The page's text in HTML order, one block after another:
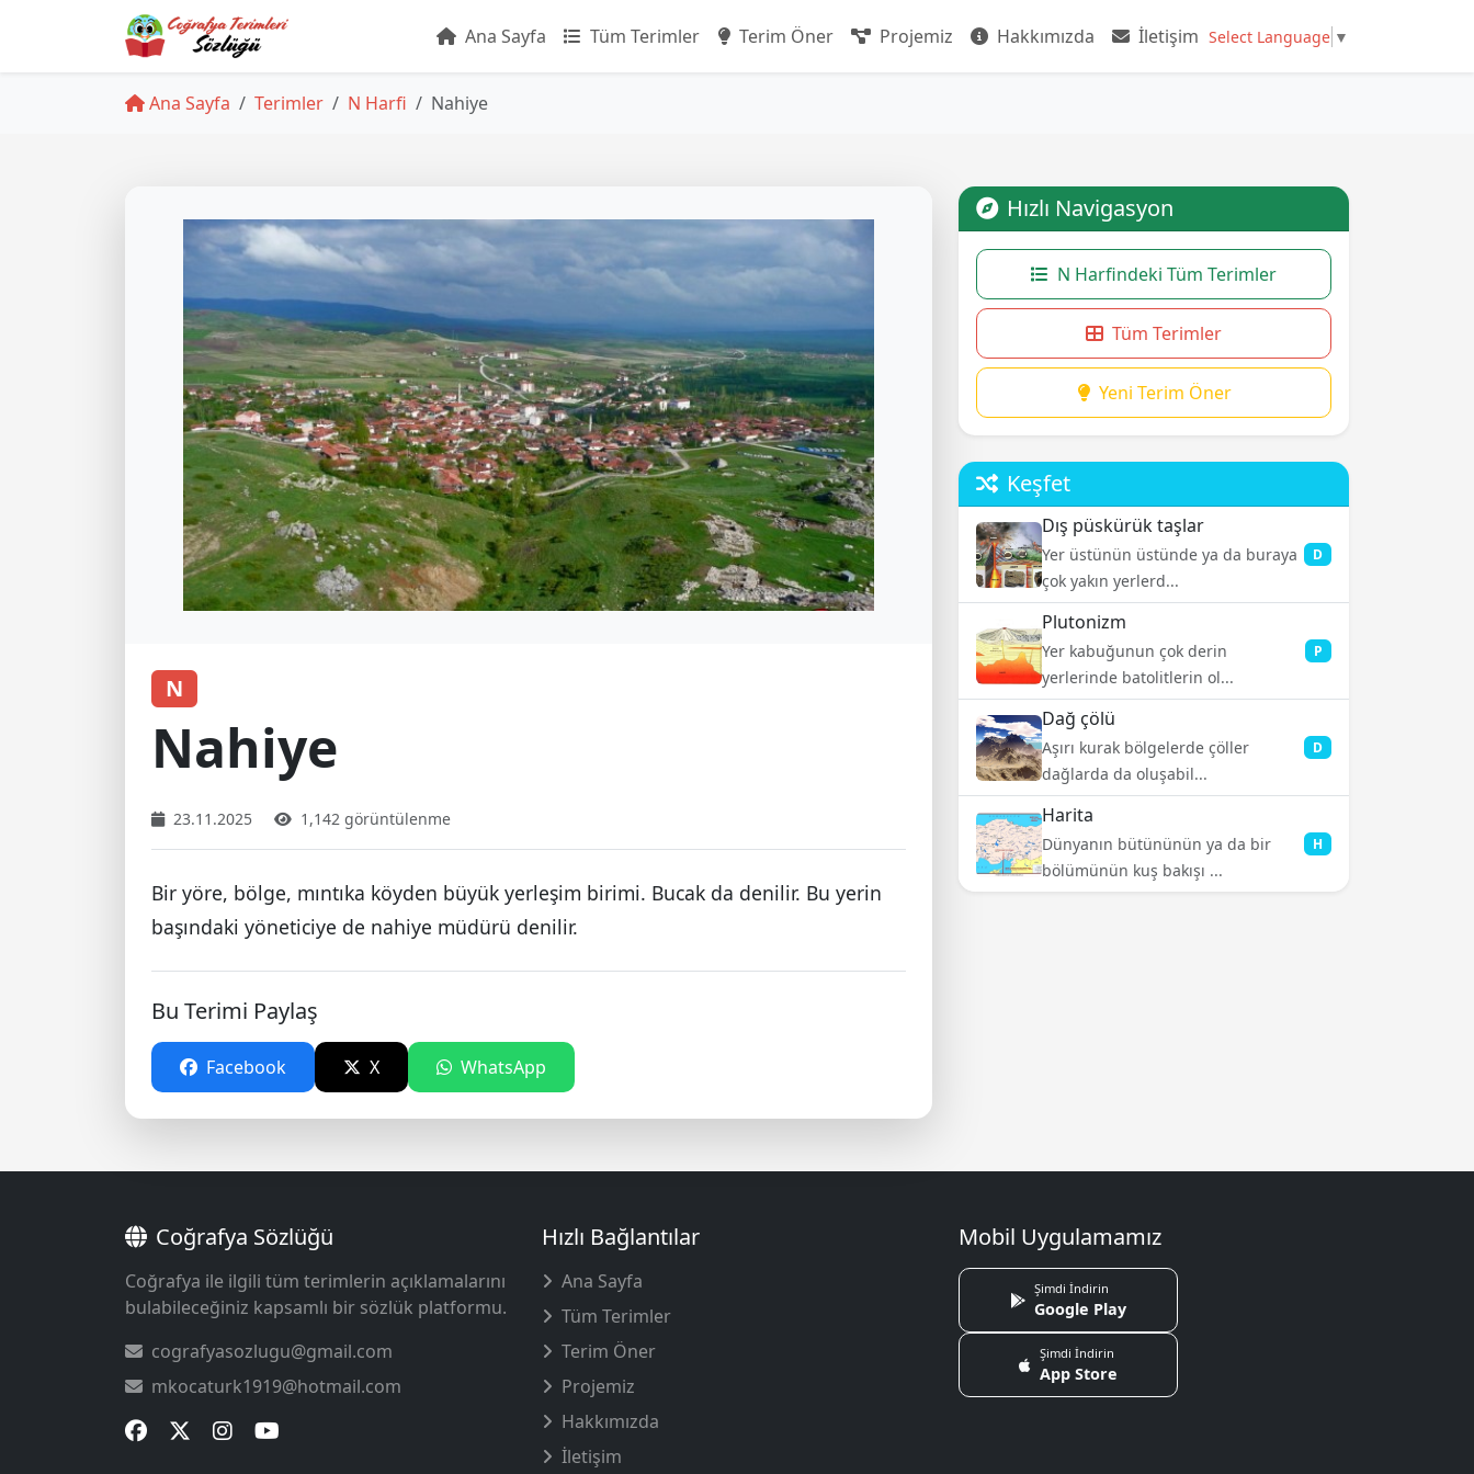
Ana Sayfa Tüm Terimler Terim Öner Projemiz Hakkımızda İletişim Select Language ▼
Ana Sayfa Terimler N Harfi Nahiye
N
Nahiye
23.11.2025 1,142 görüntülenme
Bir yöre, bölge, mıntıka köyden büyük yerleşim birimi. Bucak da denilir. Bu yerin
başındaki yöneticiye de nahiye müdürü denilir.
Bu Terimi Paylaş
Facebook X WhatsApp
Hızlı Navigasyon
N Harfindeki Tüm Terimler
Tüm Terimler
Yeni Terim Öner
Keşfet
Dış püskürük taşlar
Yer üstünün üstünde ya da buraya
çok yakın yerlerd...
D
Plutonizm
Yer kabuğunun çok derin
yerlerinde batolitlerin ol...
P
Dağ çölü
Aşırı kurak bölgelerde çöller
dağlarda da oluşabil...
D
Harita
Dünyanın bütününün ya da bir
bölümünün kuş bakışı ...
H
Coğrafya Sözlüğü
Coğrafya ile ilgili tüm terimlerin açıklamalarını
bulabileceğiniz kapsamlı bir sözlük platformu.
cografyasozlugu@gmail.com
mkocaturk1919@hotmail.com
Hızlı Bağlantılar
Ana Sayfa
Tüm Terimler
Terim Öner
Projemiz
Hakkımızda
İletişim
Mobil Uygulamamız
Şimdi İndirin
Google Play
Şimdi İndirin
App Store